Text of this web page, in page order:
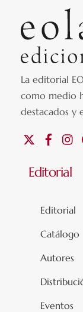
La editorial
como medio
destacados y
Editorial
Editorial
Catálogo
Autores
Eventos